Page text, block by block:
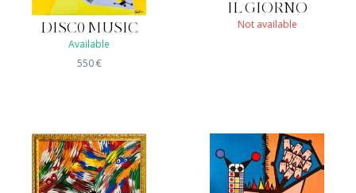
DISC0 MUSIC
Available
550€
IL GIORNO
Not available